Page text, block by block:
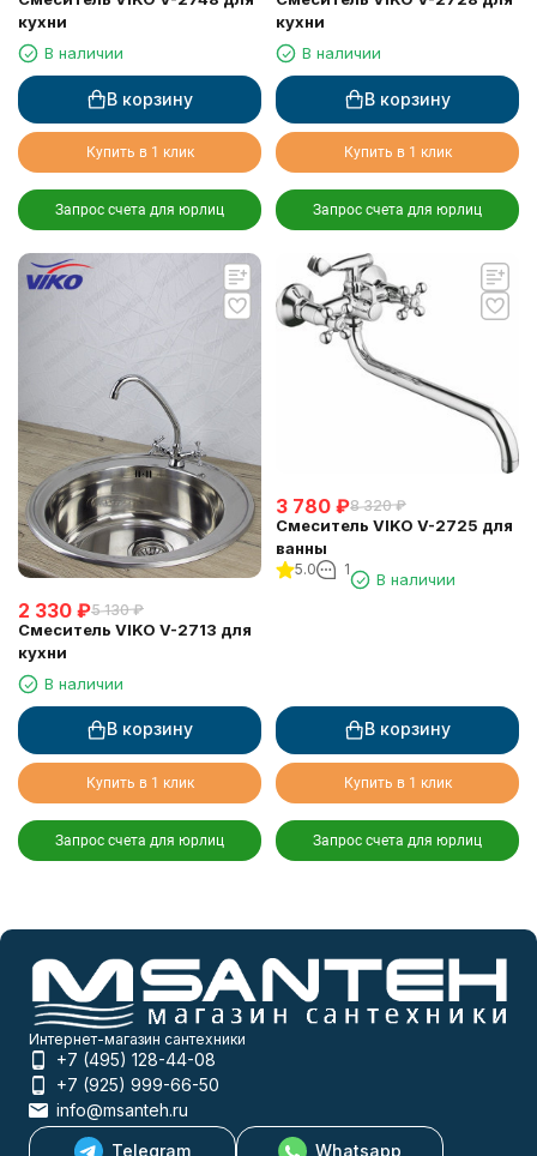
кухни
В наличии
В корзину
Купить в 1 клик
Запрос счета для юрлиц
кухни
В наличии
В корзину
Купить в 1 клик
Запрос счета для юрлиц
2 330 ₽5 130 ₽
Смеситель VIKO V-2713 для
кухни
В наличии
В корзину
Купить в 1 клик
Запрос счета для юрлиц
3 780 ₽8 320 ₽
Смеситель VIKO V-2725 для
ванны
5.0 1
В наличии
В корзину
Купить в 1 клик
Запрос счета для юрлиц
Интернет-магазин сантехники
+7 (495) 128-44-08
+7 (925) 999-66-50
info@msanteh.ru
Telegram
Whatsapp